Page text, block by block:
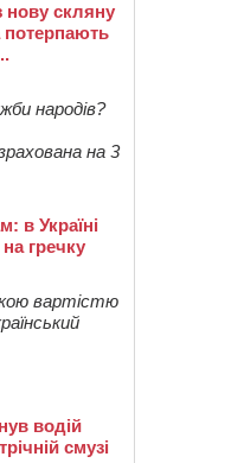
нову скляну
потерпають
народів?
на 3
в Україні
гречку
вартістю
водій
смузі